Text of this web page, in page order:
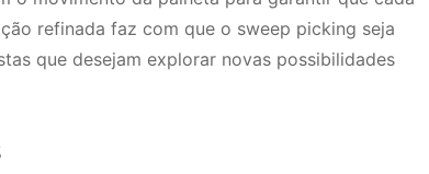
refinada faz com que o sweep picking seja
que desejam explorar novas possibilidades